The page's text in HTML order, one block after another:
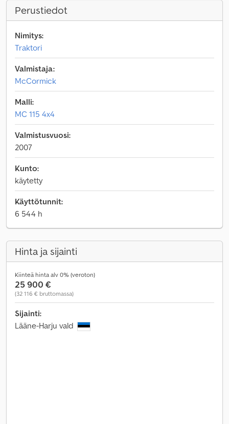
Perustiedot
Nimitys:
Traktori
Valmistaja:
McCormick
Malli:
MC 115 4x4
Valmistusvuosi:
2007
Kunto:
käytetty
Käyttötunnit:
6 544 h
Hinta ja sijainti
Kiinteä hinta alv 0% (veroton)
25 900 €
(32 116 € bruttomassa)
Sijainti:
Lääne-Harju vald